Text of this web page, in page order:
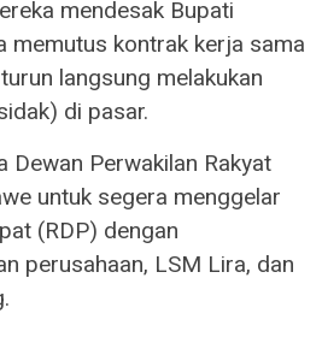
mendesak Bupati
memutus kontrak kerja sama
langsung melakukan
di pasar.
Dewan Perwakilan Rakyat
untuk segera menggelar
(RDP) dengan
perusahaan, LSM Lira, dan